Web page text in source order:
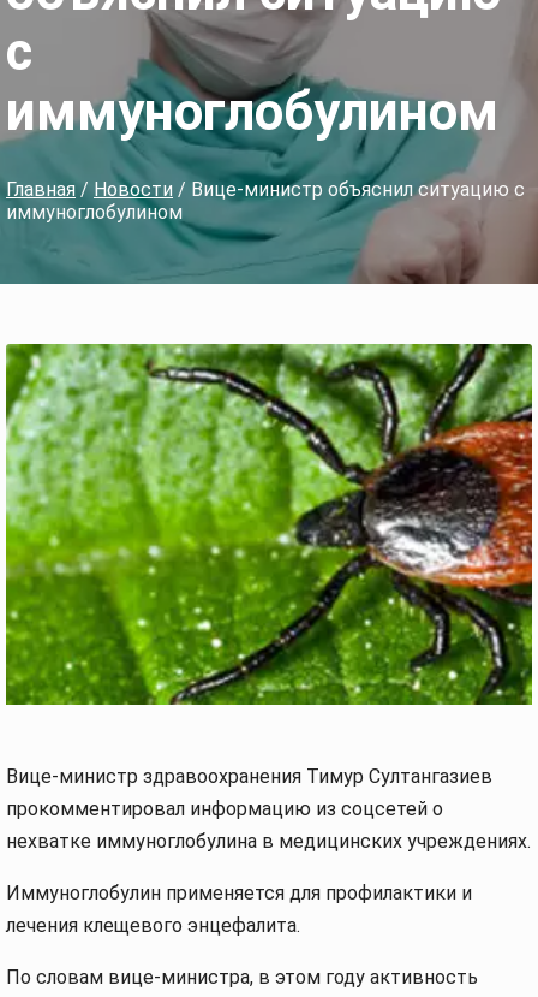
с
иммуноглобулином
Главная / Новости / Вице-министр объяснил ситуацию с
иммуноглобулином
Вице-министр здравоохранения Тимур Султангазиев
прокомментировал информацию из соцсетей о
нехватке иммуноглобулина в медицинских учреждениях.
Иммуноглобулин применяется для профилактики и
лечения клещевого энцефалита.
По словам вице-министра, в этом году активность